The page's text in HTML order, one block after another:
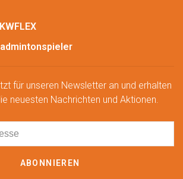
für unseren Newsletter an und erhalten
neuesten Nachrichten und Aktionen.
ABONNIEREN